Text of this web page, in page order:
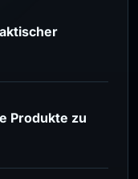
Produkte zu